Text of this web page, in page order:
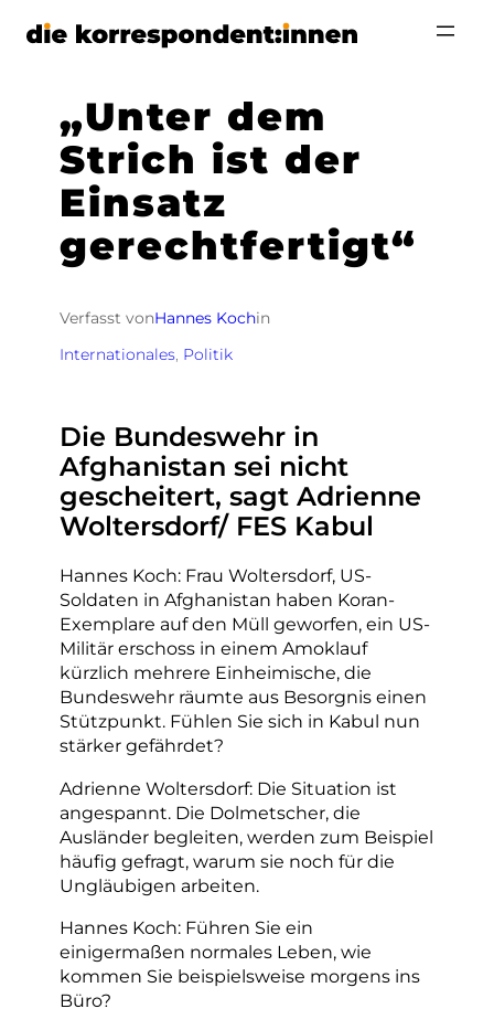
Zum
„Unter dem
Strich ist der
Einsatz
gerechtfertigt“
Verfasst vonHannes Kochin
Internationales, Politik
Die Bundeswehr in
Afghanistan sei nicht
gescheitert, sagt Adrienne
Woltersdorf/ FES Kabul
Hannes Koch: Frau Woltersdorf, US-
Soldaten in Afghanistan haben Koran-
Exemplare auf den Müll geworfen, ein US-
Militär erschoss in einem Amoklauf
kürzlich mehrere Einheimische, die
Bundeswehr räumte aus Besorgnis einen
Stützpunkt. Fühlen Sie sich in Kabul nun
stärker gefährdet?
Adrienne Woltersdorf: Die Situation ist
angespannt. Die Dolmetscher, die
Ausländer begleiten, werden zum Beispiel
häufig gefragt, warum sie noch für die
Ungläubigen arbeiten.
Hannes Koch: Führen Sie ein
einigermaßen normales Leben, wie
kommen Sie beispielsweise morgens ins
Büro?